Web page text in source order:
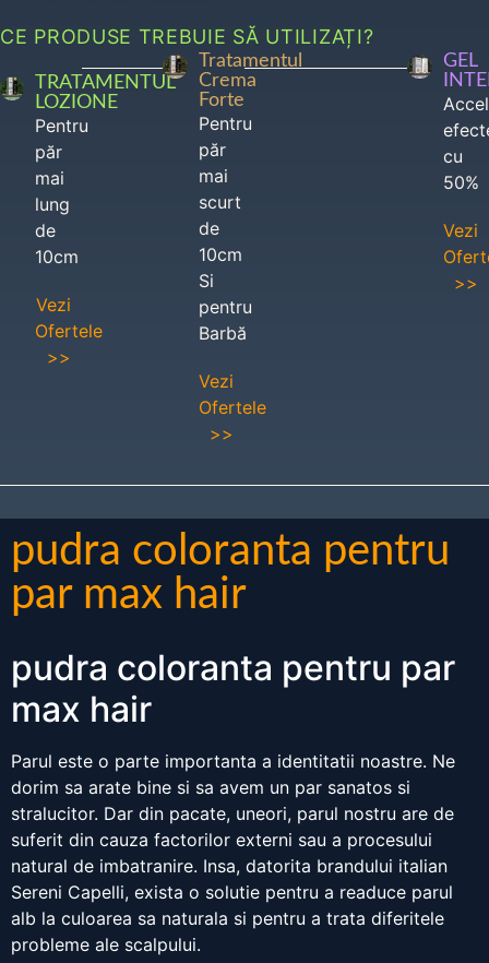
CE PRODUSE TREBUIE SĂ UTILIZAȚI?
TRATAMENTUL
LOZIONE
Pentru
păr
mai
lung
de
10cm
Vezi
Ofertele
>>
Tratamentul
Crema
Forte
Pentru
păr
mai
scurt
de
10cm
Si
pentru
Barbă
Vezi
Ofertele
>>
GEL
cu
50%
Vezi
>>
pudra coloranta pentru
par max hair
pudra coloranta pentru par
max hair
Parul este o parte importanta a identitatii noastre. Ne
dorim sa arate bine si sa avem un par sanatos si
stralucitor. Dar din pacate, uneori, parul nostru are de
suferit din cauza factorilor externi sau a procesului
natural de imbatranire. Insa, datorita brandului italian
Sereni Capelli, exista o solutie pentru a readuce parul
alb la culoarea sa naturala si pentru a trata diferitele
probleme ale scalpului.